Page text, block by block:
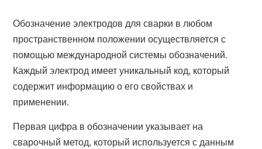
Обозначение электродов для сварки в любом
пространственном положении осуществляется с
помощью международной системы обозначений.
Каждый электрод имеет уникальный код, который
содержит информацию о его свойствах и
применении.
Первая цифра в обозначении указывает на
сварочный метод, который используется с данным